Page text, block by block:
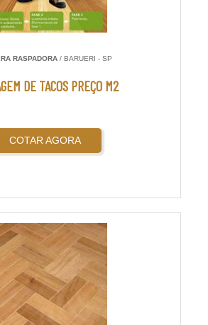
RASPADORA / BARUERI - SP
DE TACOS PREÇO M2
COTAR AGORA